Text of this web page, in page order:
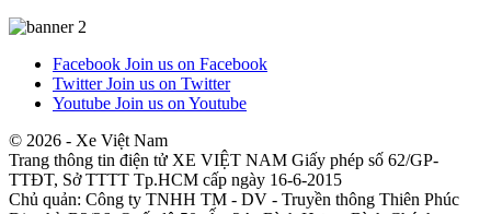
Facebook Join us on Facebook
Twitter Join us on Twitter
Youtube Join us on Youtube
© 2026 - Xe Việt Nam
Trang thông tin điện tử XE VIỆT NAM Giấy phép số 62/GP-
TTĐT, Sở TTTT Tp.HCM cấp ngày 16-6-2015
Chủ quản: Công ty TNHH TM - DV - Truyền thông Thiên Phúc